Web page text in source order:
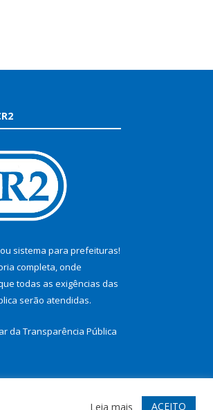
ou sistema para prefeituras!
completa, onde
todas as exigências das
serão atendidas.
da Transparência Pública
Acessar Webmail
Leia mais ACEITO